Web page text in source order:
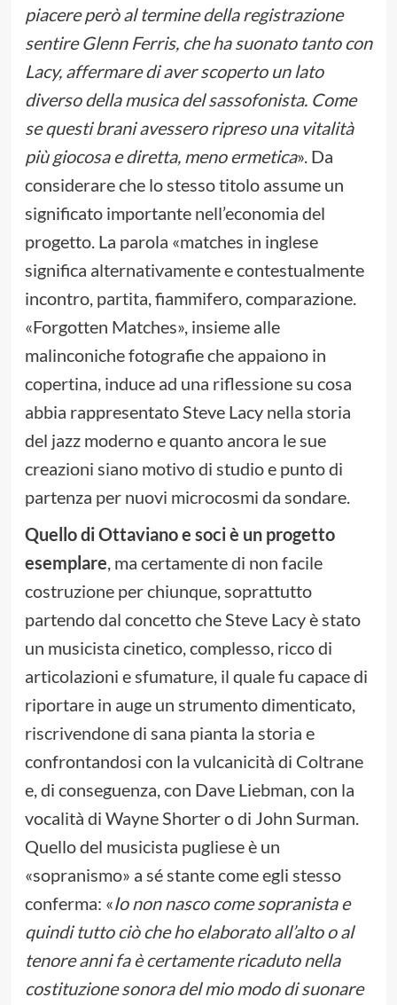
piacere però al termine della registrazione
sentire Glenn Ferris, che ha suonato tanto con
Lacy, affermare di aver scoperto un lato
diverso della musica del sassofonista. Come
se questi brani avessero ripreso una vitalità
più giocosa e diretta, meno ermetica». Da
considerare che lo stesso titolo assume un
significato importante nell’economia del
progetto. La parola «matches in inglese
significa alternativamente e contestualmente
incontro, partita, fiammifero, comparazione.
«Forgotten Matches», insieme alle
malinconiche fotografie che appaiono in
copertina, induce ad una riflessione su cosa
abbia rappresentato Steve Lacy nella storia
del jazz moderno e quanto ancora le sue
creazioni siano motivo di studio e punto di
partenza per nuovi microcosmi da sondare.
Quello di Ottaviano e soci è un progetto
esemplare, ma certamente di non facile
costruzione per chiunque, soprattutto
partendo dal concetto che Steve Lacy è stato
un musicista cinetico, complesso, ricco di
articolazioni e sfumature, il quale fu capace di
riportare in auge un strumento dimenticato,
riscrivendone di sana pianta la storia e
confrontandosi con la vulcanicità di Coltrane
e, di conseguenza, con Dave Liebman, con la
vocalità di Wayne Shorter o di John Surman.
Quello del musicista pugliese è un
«sopranismo» a sé stante come egli stesso
conferma: «Io non nasco come sopranista e
quindi tutto ciò che ho elaborato all’alto o al
tenore anni fa è certamente ricaduto nella
costituzione sonora del mio modo di suonare